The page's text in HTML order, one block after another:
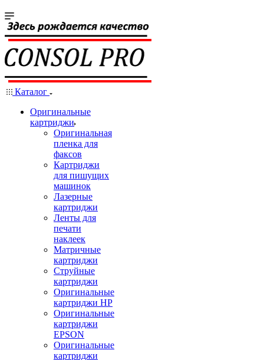
Каталог
Оригинальные
картриджи
Оригинальная
пленка для
факсов
Картриджи
для пишущих
машинок
Лазерные
картриджи
Ленты для
печати
наклеек
Матричные
картриджи
Струйные
картриджи
Оригинальные
картриджи HP
Оригинальные
картриджи
EPSON
Оригинальные
картриджи